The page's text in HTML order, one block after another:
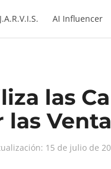
J.A.R.V.I.S. AI Influencer
las
15 de julio de